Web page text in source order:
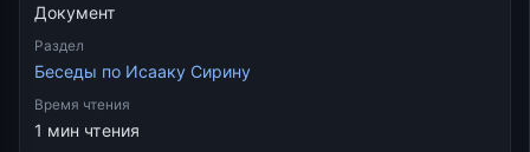
Документ
Раздел
Беседы по Исааку Сирину
Время чтения
1 мин чтения